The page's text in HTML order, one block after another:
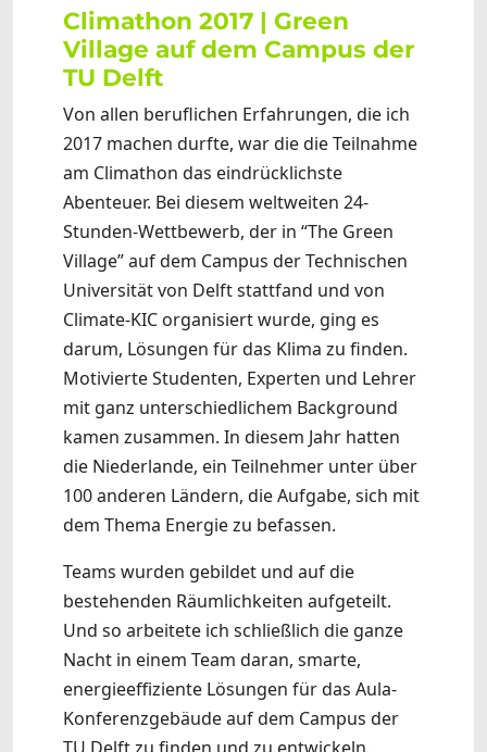
Climathon 2017 | Green
Village auf dem Campus der
TU Delft
Von allen beruflichen Erfahrungen, die ich
2017 machen durfte, war die die Teilnahme
am Climathon das eindrücklichste
Abenteuer. Bei diesem weltweiten 24-
Stunden-Wettbewerb, der in “The Green
Village” auf dem Campus der Technischen
Universität von Delft stattfand und von
Climate-KIC organisiert wurde, ging es
darum, Lösungen für das Klima zu finden.
Motivierte Studenten, Experten und Lehrer
mit ganz unterschiedlichem Background
kamen zusammen. In diesem Jahr hatten
die Niederlande, ein Teilnehmer unter über
100 anderen Ländern, die Aufgabe, sich mit
dem Thema Energie zu befassen.
Teams wurden gebildet und auf die
bestehenden Räumlichkeiten aufgeteilt.
Und so arbeitete ich schließlich die ganze
Nacht in einem Team daran, smarte,
energieeffiziente Lösungen für das Aula-
Konferenzgebäude auf dem Campus der